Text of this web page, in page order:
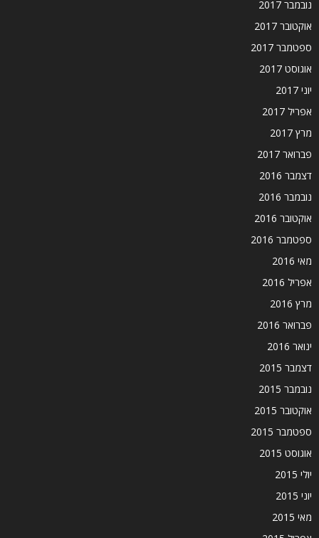
נובמבר 2017
אוקטובר 2017
ספטמבר 2017
אוגוסט 2017
יוני 2017
אפריל 2017
מרץ 2017
פברואר 2017
דצמבר 2016
נובמבר 2016
אוקטובר 2016
ספטמבר 2016
מאי 2016
אפריל 2016
מרץ 2016
פברואר 2016
ינואר 2016
דצמבר 2015
נובמבר 2015
אוקטובר 2015
ספטמבר 2015
אוגוסט 2015
יולי 2015
יוני 2015
מאי 2015